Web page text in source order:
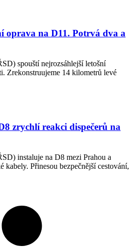
oprava na D11. Potrvá dva a
spouští nejrozsáhlejší letošní
Zrekonstruujeme 14 kilometrů levé
zrychlí reakci dispečerů na
instaluje na D8 mezi Prahou a
kabely. Přinesou bezpečnější cestování,